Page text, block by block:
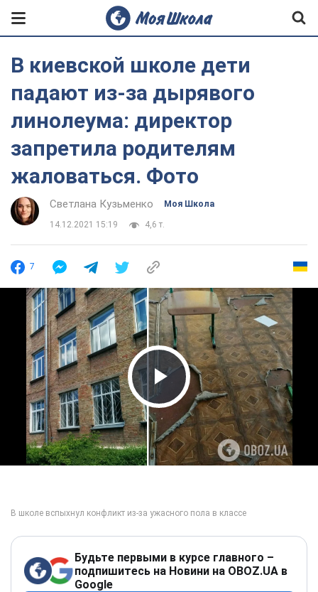
В киевской школе дети
падают из-за дырявого
линолеума: директор
запретила родителям
жаловаться. Фото
Светлана Кузьменко Моя Школа
14.12.2021 15:19 4,6 т.
7
Play Video
Будьте первыми в курсе главного –
подпишитесь на Новини на OBOZ.UA в
Google